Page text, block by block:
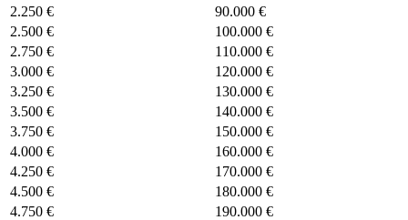
2.250 €
90.000 €
2.500 €
100.000 €
2.750 €
110.000 €
3.000 €
120.000 €
3.250 €
130.000 €
3.500 €
140.000 €
3.750 €
150.000 €
4.000 €
160.000 €
4.250 €
170.000 €
4.500 €
180.000 €
4.750 €
190.000 €